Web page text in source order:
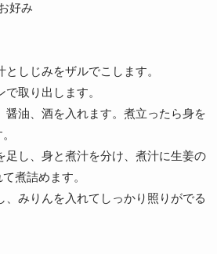
好み
しじみをザルでこします。
取り出します。
油、酒を入れます。煮立ったら身を
し、身と煮汁を分け、煮汁に生姜の
煮詰めます。
みりんを入れてしっかり照りがでる